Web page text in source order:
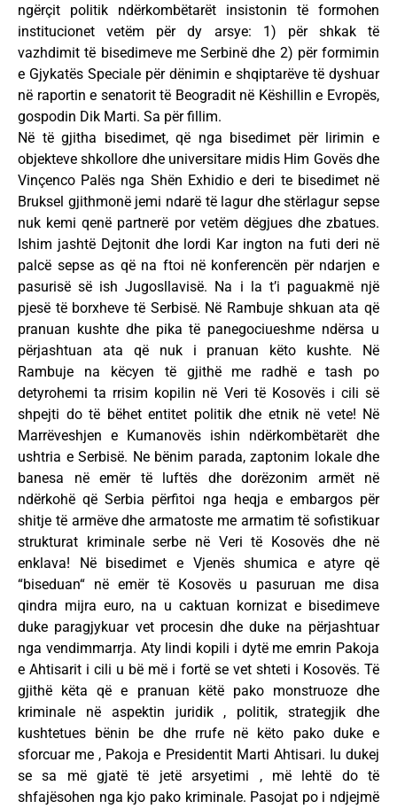
ngërçit politik ndërkombëtarët insistonin të formohen
institucionet vetëm për dy arsye: 1) për shkak të
vazhdimit të bisedimeve me Serbinë dhe 2) për formimin
e Gjykatës Speciale për dënimin e shqiptarëve të dyshuar
në raportin e senatorit të Beogradit në Këshillin e Evropës,
gospodin Dik Marti. Sa për fillim.
Në të gjitha bisedimet, që nga bisedimet për lirimin e
objekteve shkollore dhe universitare midis Him Govës dhe
Vinçenco Palës nga Shën Exhidio e deri te bisedimet në
Bruksel gjithmonë jemi ndarë të lagur dhe stërlagur sepse
nuk kemi qenë partnerë por vetëm dëgjues dhe zbatues.
Ishim jashtë Dejtonit dhe lordi Kar ington na futi deri në
palcë sepse as që na ftoi në konferencën për ndarjen e
pasurisë së ish Jugosllavisë. Na i la t’i paguakmë një
pjesë të borxheve të Serbisë. Në Rambuje shkuan ata që
pranuan kushte dhe pika të panegociueshme ndërsa u
përjashtuan ata që nuk i pranuan këto kushte. Në
Rambuje na këcyen të gjithë me radhë e tash po
detyrohemi ta rrisim kopilin në Veri të Kosovës i cili së
shpejti do të bëhet entitet politik dhe etnik në vete! Në
Marrëveshjen e Kumanovës ishin ndërkombëtarët dhe
ushtria e Serbisë. Ne bënim parada, zaptonim lokale dhe
banesa në emër të luftës dhe dorëzonim armët në
ndërkohë që Serbia përfitoi nga heqja e embargos për
shitje të armëve dhe armatoste me armatim të sofistikuar
strukturat kriminale serbe në Veri të Kosovës dhe në
enklava! Në bisedimet e Vjenës shumica e atyre që
“biseduan“ në emër të Kosovës u pasuruan me disa
qindra mijra euro, na u caktuan kornizat e bisedimeve
duke paragjykuar vet procesin dhe duke na përjashtuar
nga vendimmarrja. Aty lindi kopili i dytë me emrin Pakoja
e Ahtisarit i cili u bë më i fortë se vet shteti i Kosovës. Të
gjithë këta që e pranuan këtë pako monstruoze dhe
kriminale në aspektin juridik , politik, strategjik dhe
kushtetues bënin be dhe rrufe në këto pako duke e
sforcuar me , Pakoja e Presidentit Marti Ahtisari. Iu dukej
se sa më gjatë të jetë arsyetimi , më lehtë do të
shfajësohen nga kjo pako kriminale. Pasojat po i ndjejmë